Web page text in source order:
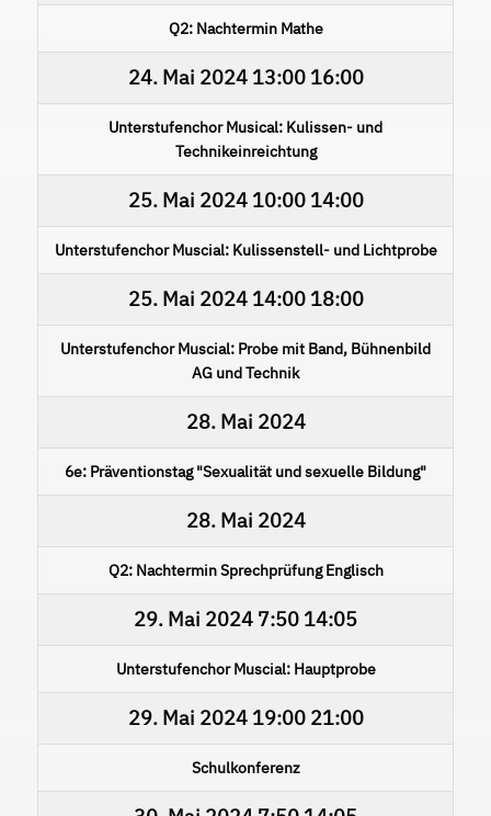
Q2: Nachtermin Mathe
24. Mai 202413:00 16:00
Unterstufenchor Musical: Kulissen- und
Technikeinreichtung
25. Mai 202410:00 14:00
Unterstufenchor Muscial: Kulissenstell- und Lichtprobe
25. Mai 202414:00 18:00
Unterstufenchor Muscial: Probe mit Band, Bühnenbild
AG und Technik
28. Mai 2024
6e: Präventionstag "Sexualität und sexuelle Bildung"
28. Mai 2024
Q2: Nachtermin Sprechprüfung Englisch
29. Mai 2024 7:50 14:05
Unterstufenchor Muscial: Hauptprobe
29. Mai 202419:00 21:00
Schulkonferenz